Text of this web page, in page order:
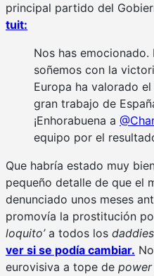
principal partido del
tuit:
Nos has emocionado.
soñemos con la
Europa ha valorado
gran trabajo de
¡Enhorabuena a
equipo por el
Que habría estado muy
pequeño detalle de que el
denunciado unos meses
promovía la prostitución
loquito’a todos los
ver si se podía cambiar.
eurovisiva a tope de power